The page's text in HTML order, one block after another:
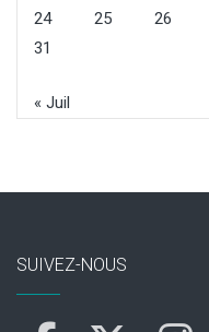
24
25 26
31
« Juil
SUIVEZ-NOUS